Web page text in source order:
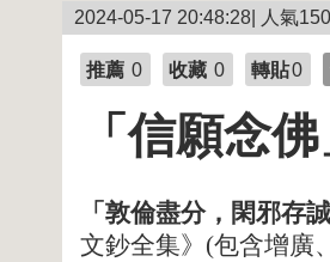
2024-05-17 20:48:28| 人氣
推薦 0 收藏 0 轉貼0
「信願念
「敦倫盡分，閑邪存
文鈔全集》 (包含增廣